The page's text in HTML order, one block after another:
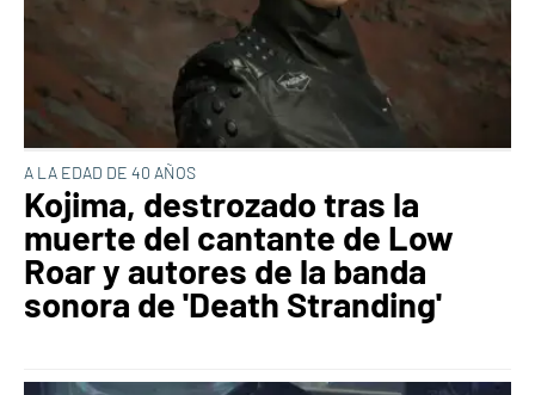
A LA EDAD DE 40 AÑOS
Kojima, destrozado tras la
muerte del cantante de Low
Roar y autores de la banda
sonora de 'Death Stranding'